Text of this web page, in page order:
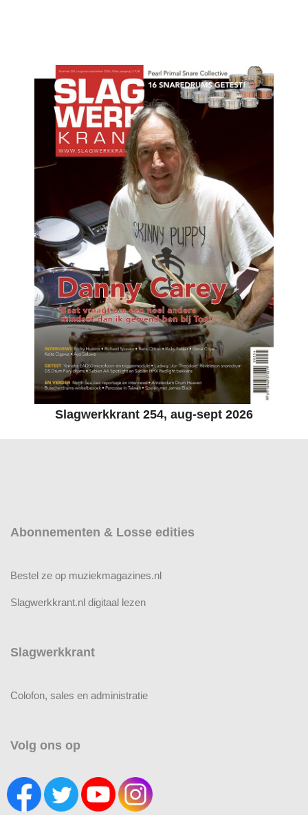
Slagwerkkrant 254, aug-sept 2026
Abonnementen & Losse edities
Bestel ze op muziekmagazines.nl
Slagwerkkrant.nl digitaal lezen
Slagwerkkrant
Colofon, sales en administratie
Volg ons op